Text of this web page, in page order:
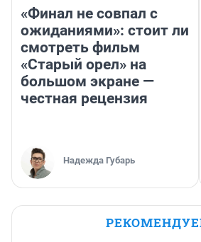
«Финал не совпал с
ожиданиями»: стоит ли
смотреть фильм
«Старый орел» на
большом экране —
честная рецензия
Надежда Губарь